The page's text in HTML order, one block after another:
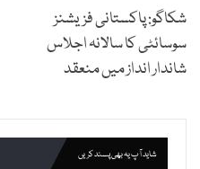
شکاگو: پاکستانی فزیشنز
سوسائٹی کا سالانہ اجلاس
شاندار انداز میں منعقد
شاید آپ یہ بھی پسند کریں